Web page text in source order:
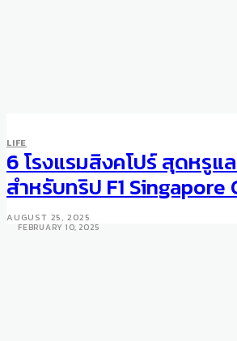
LIFE
Indulge in the Warmth
at Kimpton Maa-Lai
from 10 to 17 February
FEBRUARY 10, 2025
LIFE
6 โรงแรมสิงคโปร์ สุดหรูแ
สำหรับทริป F1 Singapore
AUGUST 25, 2025